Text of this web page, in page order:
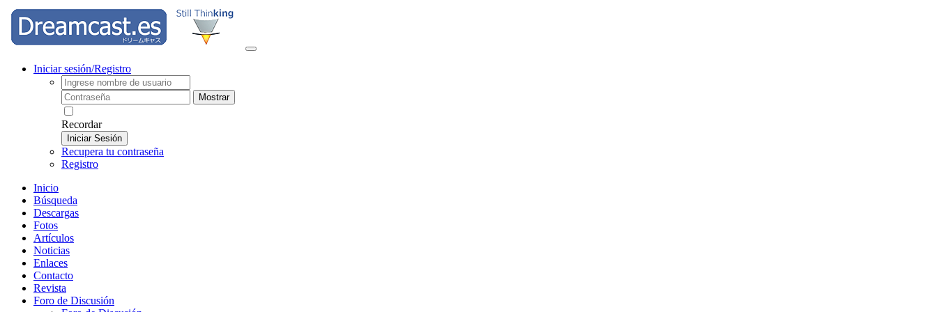
Iniciar sesión/Registro
Mostrar
Recordar
Iniciar Sesión
Recupera tu contraseña
Registro
Inicio
Búsqueda
Descargas
Fotos
Artículos
Noticias
Enlaces
Contacto
Revista
Foro de Discusión